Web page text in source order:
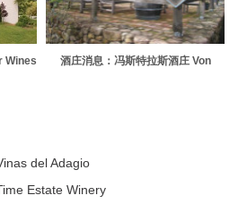
Wines
酒庄消息：冯斯特拉斯酒庄 Von
del Adagio
Estate Winery